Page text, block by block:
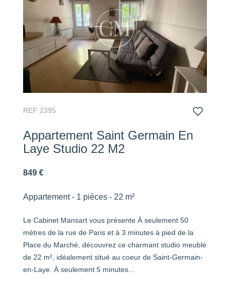
REF 2395
Appartement Saint Germain En
Laye Studio 22 M2
849 €
Appartement - 1 pièces - 22 m²
Le Cabinet Mansart vous présente À seulement 50
mètres de la rue de Paris et à 3 minutes à pied de la
Place du Marché, découvrez ce charmant studio meublé
de 22 m², idéalement situé au coeur de Saint-Germain-
en-Laye. À seulement 5 minutes...